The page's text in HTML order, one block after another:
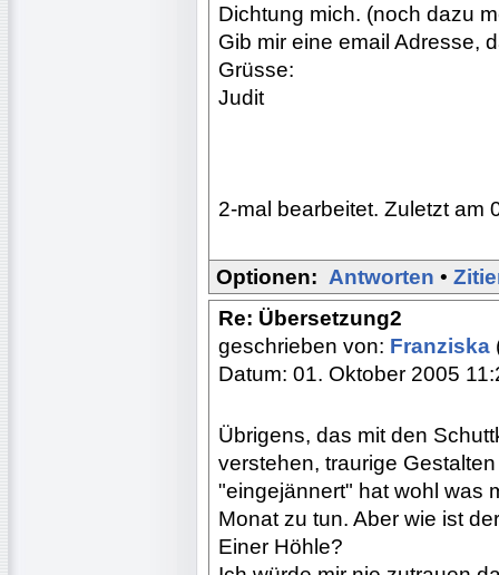
Dichtung mich. (noch dazu
Gib mir eine email Adresse,
Grüsse:
Judit
2-mal bearbeitet. Zuletzt am
Optionen: Antworten •
Re: Übersetzung2
geschrieben von: Franziska
Datum: 01. Oktober 2005
Übrigens, das mit den
verstehen, traurige
"eingejännert" hat wohl was
Monat zu tun. Aber wie ist
Einer Höhle?